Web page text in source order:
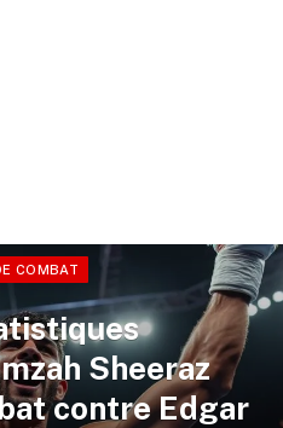
COMBAT
Sheeraz
contre Edgar